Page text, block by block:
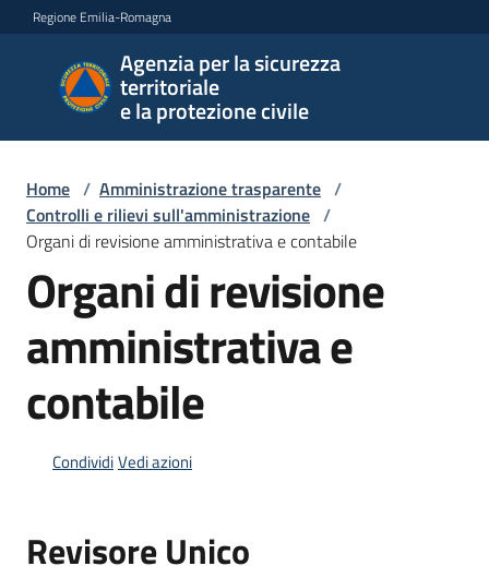
Vai al contenuto
Vai alla navigazione
Vai al footer
Regione Emilia-Romagna
Agenzia per la sicurezza
territoriale
e la protezione civile
Agenzia
per la
sicurezza
e la
protezione
civile
Argomenti
Novità
Home / Amministrazione trasparente /
Controlli e rilievi sull'amministrazione /
Organi di revisione amministrativa e contabile
Organi di revisione
amministrativa e
contabile
CondividiVedi azioni
Revisore Unico